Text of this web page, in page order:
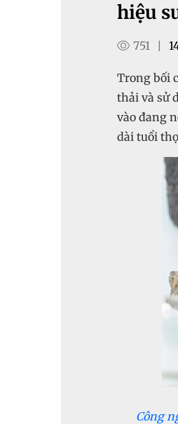
hiệu
751
Trong bối
thải và sử
vào đang
dài tuổi
Công